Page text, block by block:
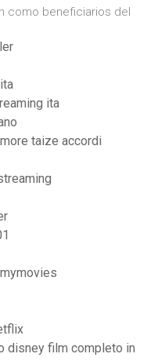
como beneficiarios del
ita
taize accordi
disney film completo in